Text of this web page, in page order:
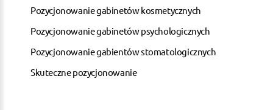
Pozycjonowanie gabinetów kosmetycznych
Pozycjonowanie gabinetów psychologicznych
Pozycjonowanie gabientów stomatologicznych
Skuteczne pozycjonowanie